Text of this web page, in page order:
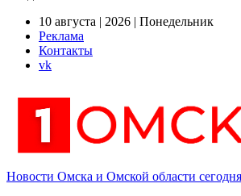
10 августа | 2026 | Понедельник
Реклама
Контакты
vk
Новости Омска и Омской области